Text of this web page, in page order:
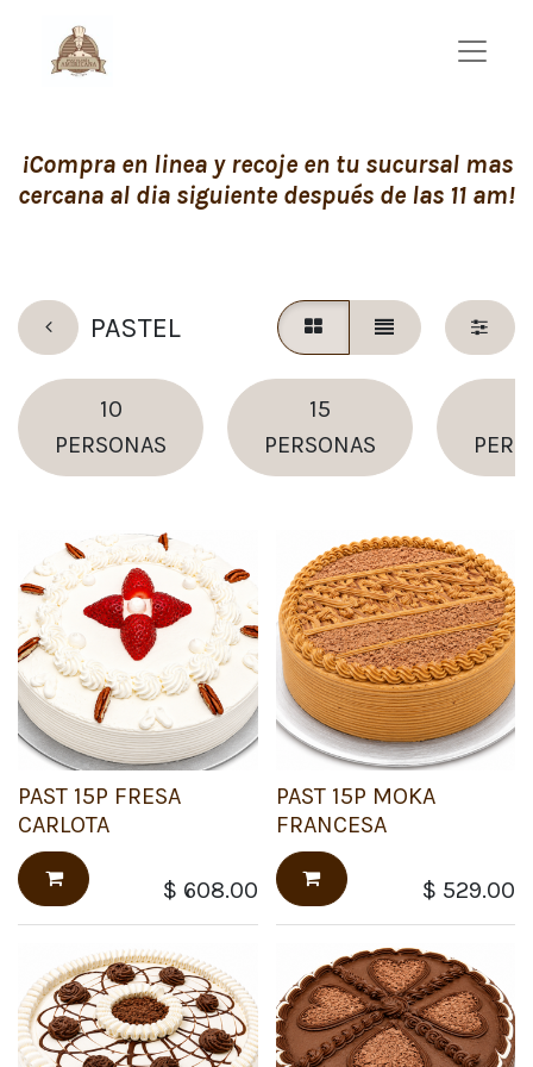
¡Compra en linea y recoje en tu sucursal mas
cercana al dia siguiente después de las 11 am!
PASTEL
10
PERSONAS
15
PERSONAS
PAST 15P FRESA
CARLOTA
$ 608.00
PAST 15P MOKA
FRANCESA
$ 529.00